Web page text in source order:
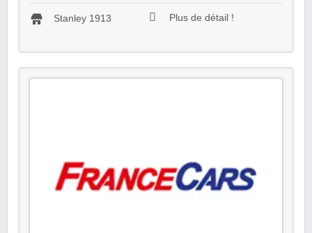
Stanley 1913 Plus de détail !